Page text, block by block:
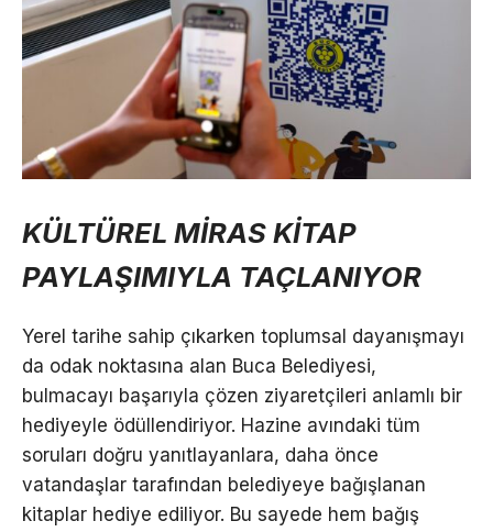
KÜLTÜREL MİRAS KİTAP
PAYLAŞIMIYLA TAÇLANIYOR
Yerel tarihe sahip çıkarken toplumsal dayanışmayı
da odak noktasına alan Buca Belediyesi,
bulmacayı başarıyla çözen ziyaretçileri anlamlı bir
hediyeyle ödüllendiriyor. Hazine avındaki tüm
soruları doğru yanıtlayanlara, daha önce
vatandaşlar tarafından belediyeye bağışlanan
kitaplar hediye ediliyor. Bu sayede hem bağış